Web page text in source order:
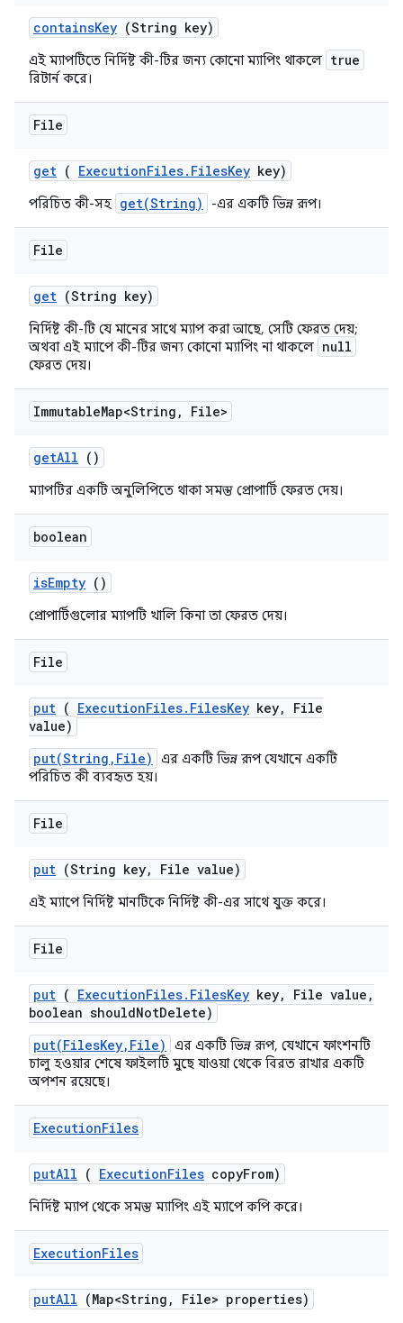
containsKey (String key)
এই ম্যাপটিতে নির্দিষ্ট কী-টির জন্য কোনো ম্যাপিং থাকলে true
রিটার্ন করে।
File
get ( ExecutionFiles. FilesKey key)
পরিচিত কী-সহ get(String) -এর একটি ভিন্ন রূপ।
File
get (String key)
নির্দিষ্ট কী-টি যে মানের সাথে ম্যাপ করা আছে, সেটি ফেরত দেয়;
অথবা এই ম্যাপে কী-টির জন্য কোনো ম্যাপিং না থাকলে null
ফেরত দেয়।
ImmutableMap<String , File>
getAll ()
ম্যাপটির একটি অনুলিপিতে থাকা সমস্ত প্রোপার্টি ফেরত দেয়।
boolean
isEmpty ()
প্রোপার্টিগুলোর ম্যাপটি খালি কিনা তা ফেরত দেয়।
File
put ( ExecutionFiles. FilesKey key,
File
value)
put(String,File)
এর একটি ভিন্ন রূপ যেখানে একটি
পরিচিত কী ব্যবহৃত হয়।
File
put (String key, File value)
এই ম্যাপে নির্দিষ্ট মানটিকে নির্দিষ্ট কী-এর সাথে যুক্ত করে।
File
put ( ExecutionFiles. FilesKey key, File value ,
boolean shouldNotDelete)
put(FilesKey,File)
এর একটি ভিন্ন রূপ, যেখানে ফাংশনটি
চালু হওয়ার শেষে ফাইলটি মুছে যাওয়া থেকে বিরত রাখার একটি
অপশন রয়েছে।
ExecutionFiles
putAll ( ExecutionFiles copyFrom)
নির্দিষ্ট ম্যাপ থেকে সমস্ত ম্যাপিং এই ম্যাপে কপি করে।
ExecutionFiles
putAll (Map<String , File> properties)